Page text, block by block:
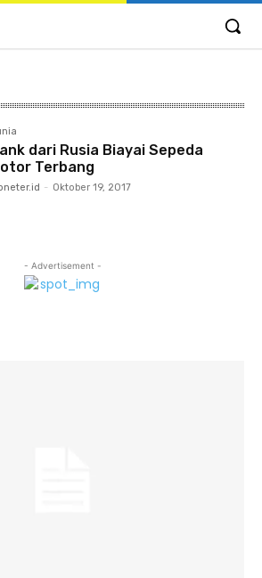
dari Rusia Biayai Sepeda
Terbang
- Oktober 19, 2017
- Advertisement -